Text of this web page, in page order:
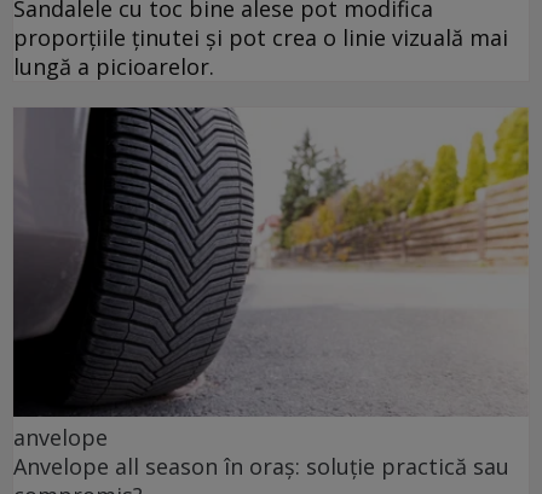
Sandalele cu toc bine alese pot modifica
proporțiile ținutei și pot crea o linie vizuală mai
lungă a picioarelor.
anvelope
Anvelope all season în oraș: soluție practică sau